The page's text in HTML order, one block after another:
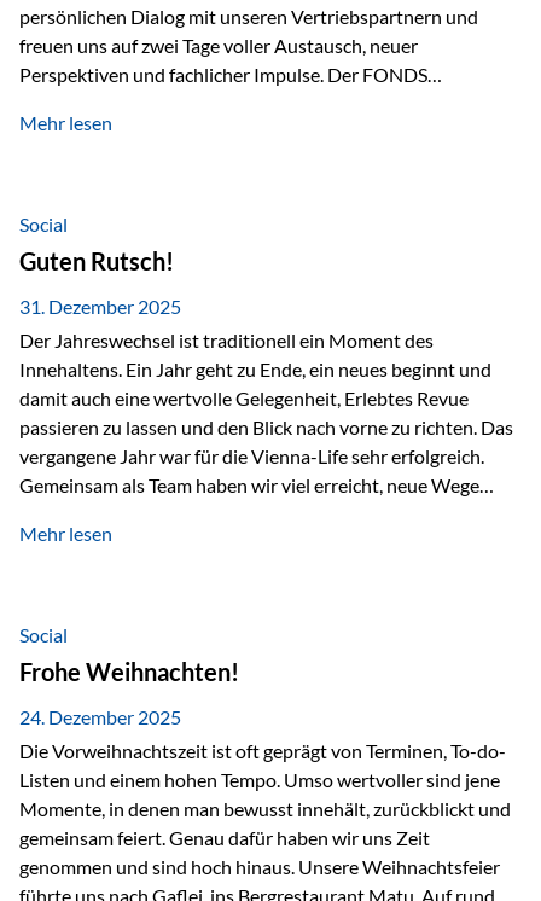
persönlichen Dialog mit unseren Vertriebspartnern und
freuen uns auf zwei Tage voller Austausch, neuer
Perspektiven und fachlicher Impulse. Der FONDS
Branchentreffen für Finanz- und Versicherungsprofis im
Vermögensstrukturierung und Nachfolgeplanung
gemeinsam zu diskutieren. Persönlich für Sie vor Ort An
beiden Kongresstagen stehen Ihnen Maximilian
Fichtenbauer, Dirk…
Mehr lesen
Social
Guten Rutsch!
31. Dezember 2025
Der Jahreswechsel ist traditionell ein Moment des
Innehaltens. Ein Jahr geht zu Ende, ein neues beginnt und
damit auch eine wertvolle Gelegenheit, Erlebtes Revue
passieren zu lassen und den Blick nach vorne zu richten. Das
vergangene Jahr war für die Vienna-Life sehr erfolgreich.
Gemeinsam als Team haben wir viel erreicht, neue Wege
Veranstaltungen wie der Schnifisschnauf, aber auch unsere
starkes Miteinander ist. Neben diesen gemeinsamen
Erlebnissen konnten wir…
Mehr lesen
Social
Frohe Weihnachten!
24. Dezember 2025
Die Vorweihnachtszeit ist oft geprägt von Terminen, To-do-
Listen und einem hohen Tempo. Umso wertvoller sind jene
Momente, in denen man bewusst innehält, zurückblickt und
gemeinsam feiert. Genau dafür haben wir uns Zeit
genommen und sind hoch hinaus. Unsere Weihnachtsfeier
führte uns nach Gaflei, ins Bergrestaurant Matu. Auf rund